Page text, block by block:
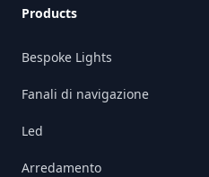
Products
Bespoke Lights
Fanali di navigazione
Led
Arredamento